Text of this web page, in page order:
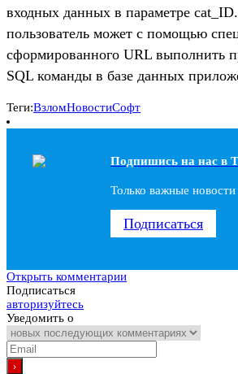
входных данных в параметре
пользователь может с помощью
сформированного URL выполнить
SQL команды в базе данных
Теги:ВзломНовостиСофт
Подпишись на наc в
Только важные
Подписаться
Открыть комментарии
Подписаться
авторизуйтесь
Уведомить о